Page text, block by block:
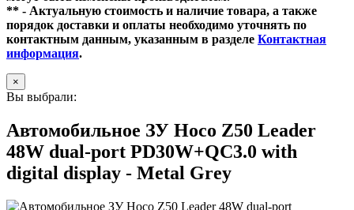
** - Актуальную стоимость и наличие товара, а также
порядок доставки и оплаты необходимо уточнять по
контактным данным, указанным в разделе Контактная
информация.
×
Вы выбрали:
Автомобильное ЗУ Hoco Z50 Leader
48W dual-port PD30W+QC3.0 with
digital display - Metal Grey